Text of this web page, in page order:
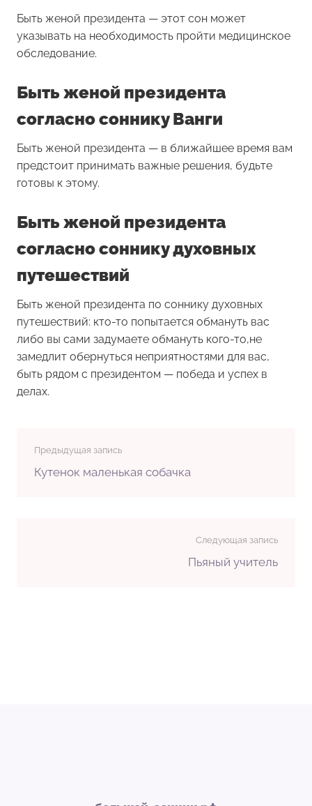
Быть женой президента — этот сон может
указывать на необходимость пройти медицинское
обследование.
Быть женой президента
согласно соннику Ванги
Быть женой президента — в ближайшее время вам
предстоит принимать важные решения, будьте
готовы к этому.
Быть женой президента
согласно соннику духовных
путешествий
Быть женой президента по соннику духовных
путешествий: кто-то попытается обмануть вас
либо вы сами задумаете обмануть кого-то,не
замедлит обернуться неприятностями для вас,
быть рядом с президентом — победа и успех в
делах.
Предыдущая запись
Кутенок маленькая собачка
Следующая запись
Пьяный учитель